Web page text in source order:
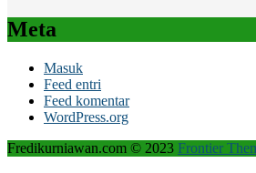
Meta
Masuk
Feed entri
Feed komentar
WordPress.org
Fredikurniawan.com © 2023 Frontier